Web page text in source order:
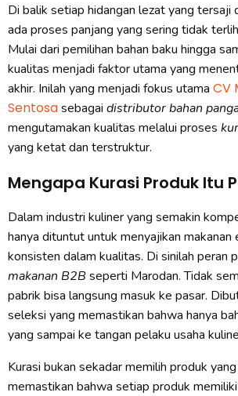
Di balik setiap hidangan lezat yang tersaji
ada proses panjang yang sering tidak
Mulai dari pemilihan bahan baku hingga
kualitas menjadi faktor utama yang
akhir. Inilah yang menjadi fokus utama CV
Sentosasebagai distributor bahan
mengutamakan kualitas melalui proses
yang ketat dan terstruktur.
Mengapa Kurasi Produk Itu
Dalam industri kuliner yang semakin
hanya dituntut untuk menyajikan makanan
konsisten dalam kualitas. Di sinilah peran
makanan B2Bseperti Marodan. Tidak
pabrik bisa langsung masuk ke pasar.
seleksi yang memastikan bahwa hanya
yang sampai ke tangan pelaku usaha
Kurasi bukan sekadar memilih produk
memastikan bahwa setiap produk